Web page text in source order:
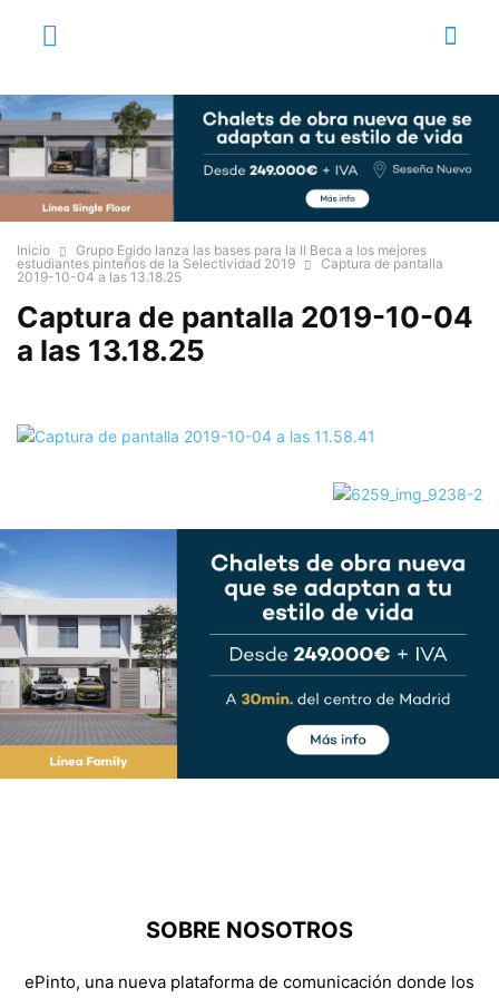
Inicio
Grupo Egido lanza las bases para la II Beca a los mejores
estudiantes pinteños de la Selectividad 2019
Captura de pantalla
2019-10-04 a las 13.18.25
Captura de pantalla 2019-10-04
a las 13.18.25
SOBRE NOSOTROS
ePinto, una nueva plataforma de comunicación donde los